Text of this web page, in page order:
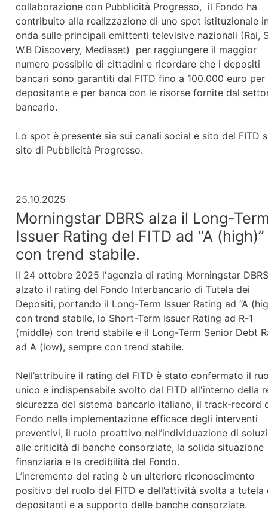
collaborazione con Pubblicità Progresso, il Fondo ha
contribuito alla realizzazione di uno spot istituzionale
onda sulle principali emittenti televisive nazionali (Rai,
W.B Discovery, Mediaset) per raggiungere il maggior
numero possibile di cittadini e ricordare che i depositi
bancari sono garantiti dal FITD fino a 100.000 euro per
depositante e per banca con le risorse fornite dal
bancario.
Lo spot è presente sia sui canali social e sito del FITD
sito di Pubblicità Progresso.
25.10.2025
Morningstar DBRS alza il Long-
Issuer Rating del FITD ad “A (high)”
con trend stabile.
Il 24 ottobre 2025 l'agenzia di rating Morningstar
alzato il rating del Fondo Interbancario di Tutela dei
Depositi, portando il Long-Term Issuer Rating ad “A
con trend stabile, lo Short-Term Issuer Rating ad R-1
(middle) con trend stabile e il Long-Term Senior Debt
ad A (low), sempre con trend stabile.
Nell’attribuire il rating del FITD è stato confermato il
unico e indispensabile svolto dal FITD all'interno della
sicurezza del sistema bancario italiano, il track-record
Fondo nella implementazione efficace degli interventi
preventivi, il ruolo proattivo nell’individuazione di
alle criticità di banche consorziate, la solida situazione
finanziaria e la credibilità del Fondo.
L’incremento del rating è un ulteriore riconoscimento
positivo del ruolo del FITD e dell’attività svolta a tutela
depositanti e a supporto delle banche consorziate.